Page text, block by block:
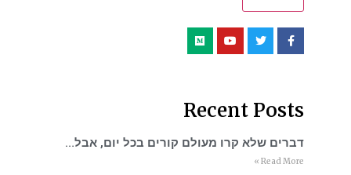
Recent Posts
דברים שלא קרו מעולם קורים בכל יום, אבל…
Read More »